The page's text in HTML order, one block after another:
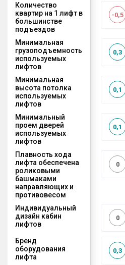
Количество
квартир на 1 лифт в
большинстве
подъездов
-0,5
Минимальная
грузоподъемность
используемых
лифтов
0,3
Минимальная
высота потолка
используемых
лифтов
0,1
Минимальный
проем дверей
используемых
лифтов
0,1
Плавность хода
лифта обеспечена
роликовыми
башмаками
направляющих и
противовесом
0
Индивидуальный
дизайн кабин
лифтов
0
Бренд
оборудования
лифта
0,3